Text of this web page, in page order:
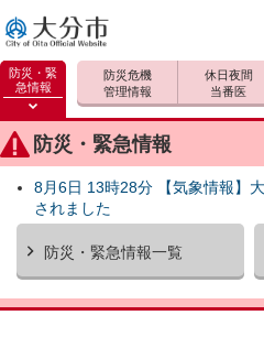
大分市
防災・緊
急情報
防災緊
急情報
を開く
防災・緊急情報
8月6日 13時28分 【気象情報】
されました
防災・緊急情報一覧
防災危機
管理情報
休日夜間
当番医